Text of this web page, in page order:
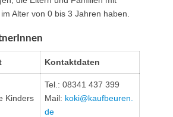
Alter von 0 bis 3 Jahren haben.
Kontaktdaten
Kinders
Tel.: 08341 437 399
Mail: koki@kaufbeuren.
de